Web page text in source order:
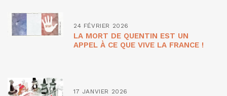
24 FÉVRIER 2026
LA MORT DE QUENTIN EST UN
APPEL À CE QUE VIVE LA FRANCE !
17 JANVIER 2026